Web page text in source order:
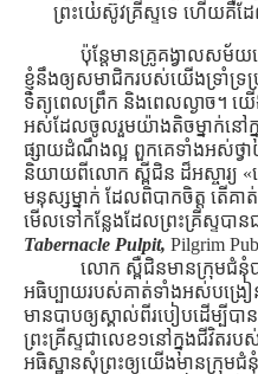
ព្រះយេស៊ូវគ្រីស្ទទេ ហើយគឺដ
ប៉ុន្ដែមានគ្រូគង្វាលសម័យ
ខ្ញុំនឹងឲ្យសមាជិករបស់យើងទ្រាំទ្
ទិត្យពេលព្រឹក និងពេលល្ងាច។
អស់ដែលចូលរួមយ៉ាងតិចម្នាក់នៅ
ផ្សាយដំណឹងល្អ ពួកគេទាំងអស់ថ្វា
និយាយពីលោក ស្ពីជិន ដ៏អស្ចារ្យ «
មនុស្សម្នាក់ ដែលពិបាកចិត្ដ តើគ
មើលទៅកន្លែងដែលព្រះគ្រីស្ទបាន
Tabernacle Pulpit, Pilgrim
លោក ស្ពឺជិនមានក្រុមជំនុំ
អធិប្បាយរបស់គាត់ទាំងអស់បង្រ
មានបាបឲ្យស្គាល់ពីរបៀបដើម្បីប
ព្រះគ្រីស្ទជាលេខ១នៅក្នុងជីវិតរប
អធិស្ឋានសុំព្រះឲ្យយើងមានក្រុមជំ